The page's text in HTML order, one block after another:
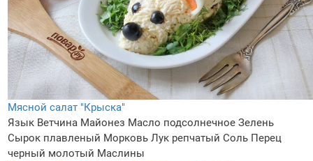
Мясной салат "Крыска"
Язык Ветчина Майонез Масло подсолнечное Зелень
Сырок плавленый Морковь Лук репчатый Соль Перец
черный молотый Маслины